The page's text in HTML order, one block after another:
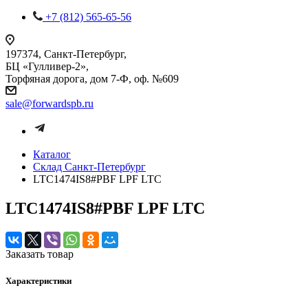
+7 (812) 565-65-56
197374, Санкт-Петербург,
БЦ «Гулливер-2»,
Торфяная дорога, дом 7-Ф, оф. №609
sale@forwardspb.ru
Каталог
Cклад Санкт-Петербург
LTC1474IS8#PBF LPF LTC
LTC1474IS8#PBF LPF LTC
Заказать товар
Характеристики